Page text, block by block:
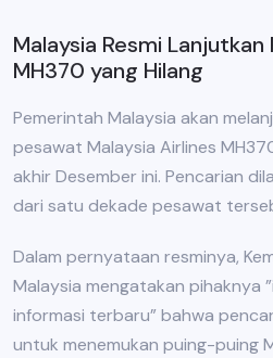
Malaysia Resmi
MH370 yang Hilang
Pemerintah Malaysia akan
pesawat Malaysia Airlines
akhir Desember ini. Pencarian
dari satu dekade pesawat
Dalam pernyataan resminya,
Malaysia mengatakan pihaknya
informasi terbaru” bahwa
untuk menemukan puing-puing